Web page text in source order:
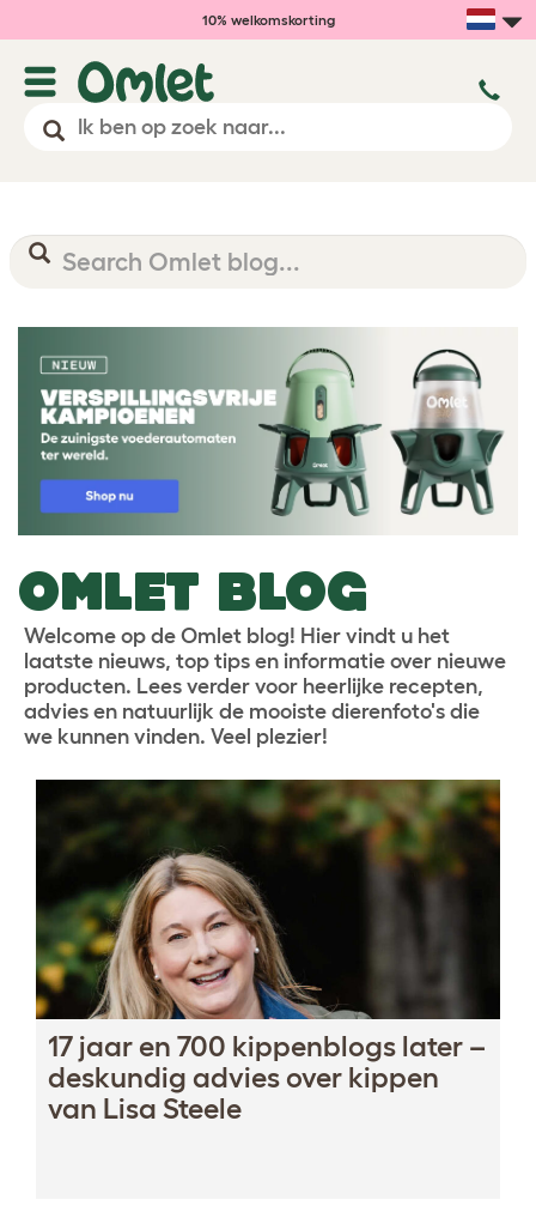
10% welkomskorting
OMLET BLOG
Welcome op de Omlet blog! Hier vindt u het
laatste nieuws, top tips en informatie over nieuwe
producten. Lees verder voor heerlijke recepten,
advies en natuurlijk de mooiste dierenfoto's die
we kunnen vinden. Veel plezier!
17 jaar en 700 kippenblogs later –
deskundig advies over kippen
van Lisa Steele